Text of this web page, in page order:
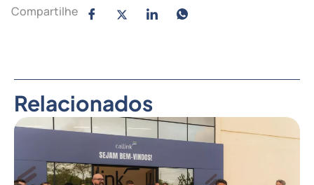
Compartilhe
Relacionados